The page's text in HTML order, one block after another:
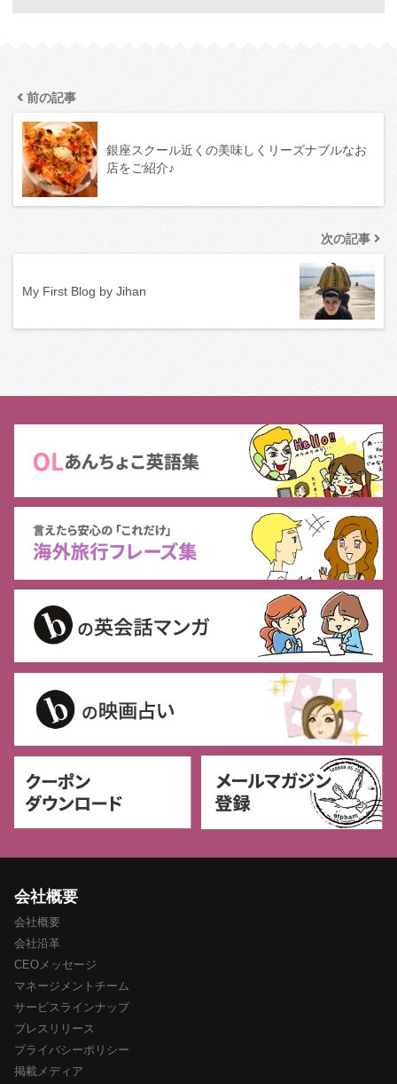
前の記事
銀座スクール近くの美味しくリーズナブルなお
店をご紹介♪
次の記事
My First Blog by Jihan
会社概要
会社概要
会社沿革
CEOメッセージ
マネージメントチーム
サービスラインナップ
プレスリリース
プライバシーポリシー
掲載メディア